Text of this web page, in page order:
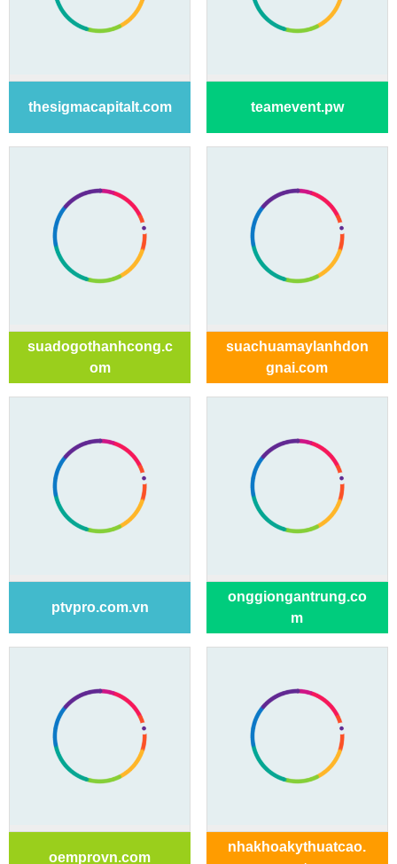
thesigmacapitalt.com teamevent.pw
suadogothanhcong.c
om
suachuamaylanhdon
gnai.com
ptvpro.com.vn
onggiongantrung.co
m
oemprovn.com
nhakhoakythuatcao.